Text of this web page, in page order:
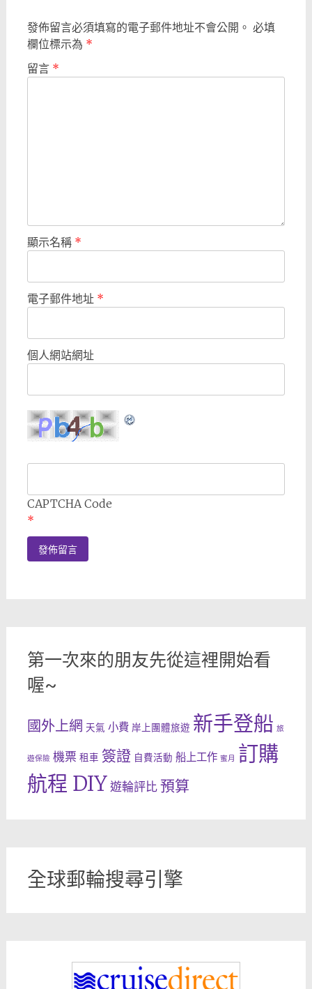
發佈留言必須填寫的電子郵件地址不會公開。 必填
欄位標示為 *
留言 *
顯示名稱 *
電子郵件地址 *
個人網站網址
CAPTCHA Code
*
第一次來的朋友先從這裡開始看
喔~
國外上網 天氣 小費 岸上團體旅遊 新手登船 旅
遊保險 機票 租車 簽證 自費活動 船上工作 蜜月
訂購
航程 DIY遊輪評比預算
全球郵輪搜尋引擎